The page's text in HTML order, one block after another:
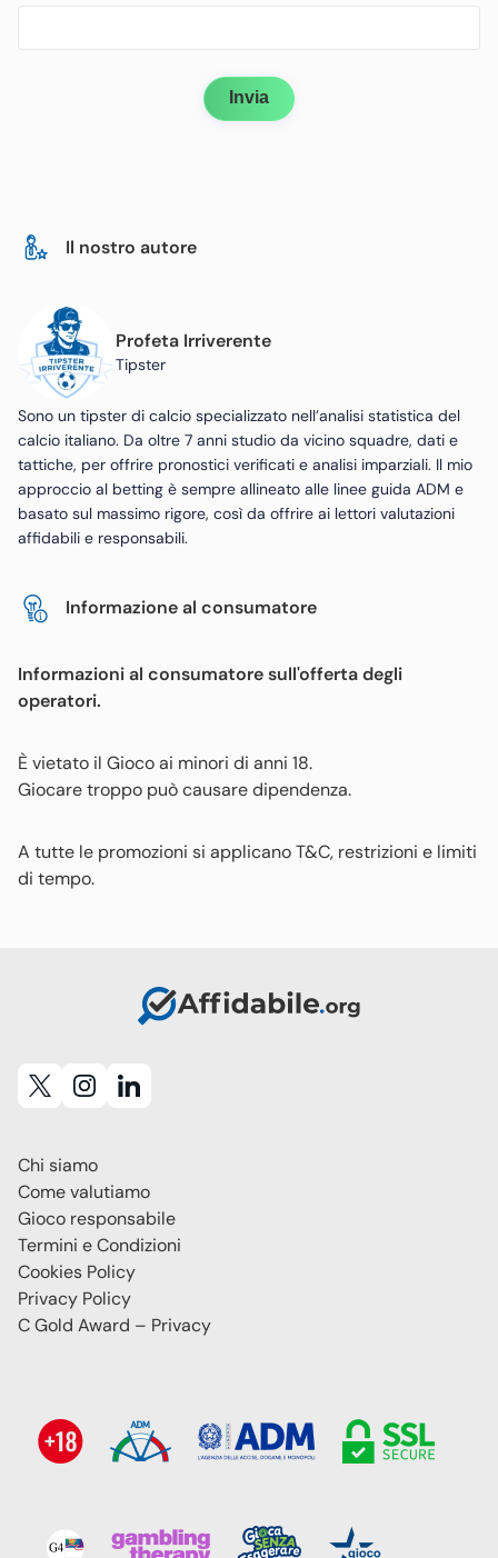
Invia
Il nostro autore
Profeta Irriverente
Tipster
Sono un tipster di calcio specializzato nell’analisi statistica del
calcio italiano. Da oltre 7 anni studio da vicino squadre, dati e
tattiche, per offrire pronostici verificati e analisi imparziali. Il mio
approccio al betting è sempre allineato alle linee guida ADM e
basato sul massimo rigore, così da offrire ai lettori valutazioni
affidabili e responsabili.
Informazione al consumatore
Informazioni al consumatore sull'offerta degli
operatori.
È vietato il Gioco ai minori di anni 18.
Giocare troppo può causare dipendenza.
A tutte le promozioni si applicano T&C, restrizioni e limiti
di tempo.
Chi siamo
Come valutiamo
Gioco responsabile
Termini e Condizioni
Cookies Policy
Privacy Policy
C Gold Award – Privacy